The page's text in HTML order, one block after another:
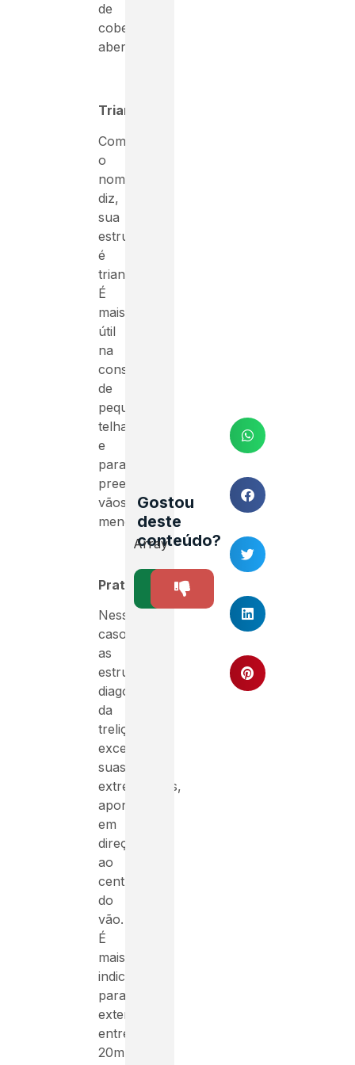
de
coberturas
abertas.
Triangular
Como
o
nome
diz,
sua
estrutura
é
triangular.
É
mais
útil
na
construção
de
pequenos
telhados
e
para
preencher
vãos
menores.
Pratt
Nesse
caso,
as
estruturas
diagonais
da
treliça,
exceto
suas
extremidades,
apontam
em
direção
ao
centro
do
vão.
É
mais
indicada
para
extensões
entre
20m
Gostou
deste
conteúdo?
Array